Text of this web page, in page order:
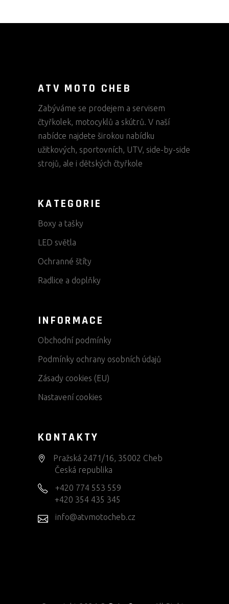
ATV MOTO CHEB
Zabýváme se prodejem a servisem
čtyřkolek, motocyklů a skútrů. V naší
nabídce najdete širokou nabídku
užitkových, sportovních, UTV, side-by-side
strojů, ale i dětských čtyřkole
KATEGORIE
Boxy a tašky
LED světla
Ochranné štíty
Radlice a doplňky
INFORMACE
Obchodní podmínky
Podmínky ochrany osobních údajů
Zásady cookies (EU)
Nastavení cookies
KONTAKTY
Pražská 2471/16, 35002 Cheb
Česká republika
+420 774 553 559
+420 354 435 345
info@atvmotocheb.cz